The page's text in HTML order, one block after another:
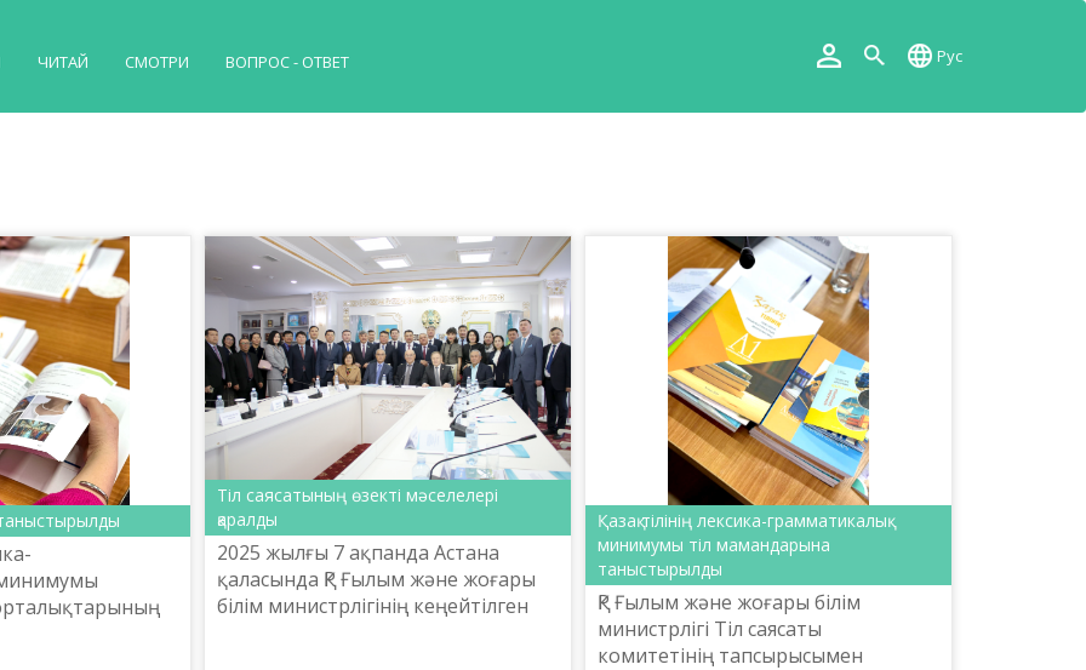
ЧИТАЙ СМОТРИ ВОПРОС - ОТВЕТ Рус
Тіл саясатының өзекті мәселелері
қаралды
2025 жылғы 7 ақпанда Астана
қаласында ҚР Ғылым және жоғары
білім министрлігінің кеңейтілген
Қазақ тілінің лексика-грамматикалық
минимумы тіл мамандарына
таныстырылды
ҚР Ғылым және жоғары білім
министрлігі Тіл саясаты
комитетінің тапсырысымен